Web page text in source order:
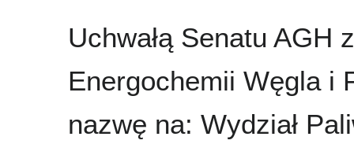
Uchwałą Senatu AGH
Energochemii Węgla i
nazwę na: Wydział